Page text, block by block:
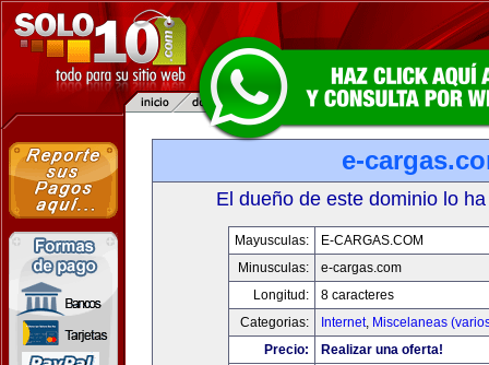
e-
El dueño de este dominio lo
Mayusculas:
E-CARGAS.COM
Minusculas:
e-cargas.com
Longitud:
8 caracteres
Categorias:
Internet, Miscelaneas
Precio:
Realizar una oferta!